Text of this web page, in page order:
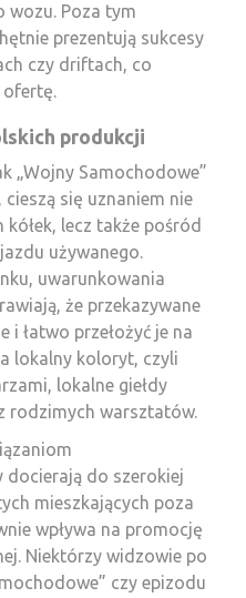
wozu. Poza tym
prezentują sukcesy
czy driftach, co
ofertę.
produkcji
„Wojny Samochodowe”
się uznaniem nie
lecz także pośród
używanego.
uwarunkowania
że przekazywane
łatwo przełożyć je na
lokalny koloryt, czyli
lokalne giełdy
rodzimych warsztatów.
do szerokiej
mieszkających poza
wpływa na promocję
Niektórzy widzowie po
czy epizodu